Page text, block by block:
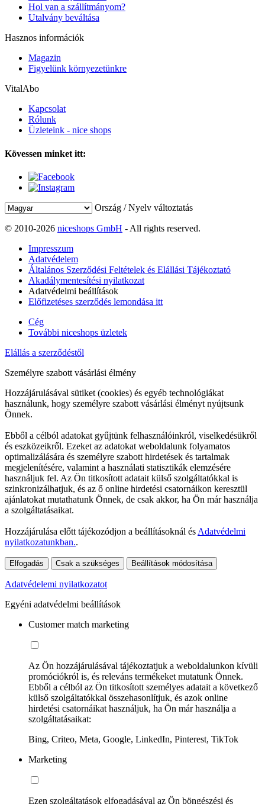
Hol van a szállítmányom?
Utalvány beváltása
Hasznos információk
Magazin
Figyelünk környezetünkre
VitalAbo
Kapcsolat
Rólunk
Üzleteink - nice shops
Kövessen minket itt:
Ország / Nyelv változtatás
© 2010-2026 niceshops GmbH - All rights reserved.
Impresszum
Adatvédelem
Általános Szerződési Feltételek és Elállási Tájékoztató
Akadálymentesítési nyilatkozat
Adatvédelmi beállítások
Előfizetéses szerződés lemondása itt
Cég
További niceshops üzletek
Elállás a szerződéstől
Személyre szabott vásárlási élmény
Hozzájárulásával sütiket (cookies) és egyéb technológiákat
használunk, hogy személyre szabott vásárlási élményt nyújtsunk
Önnek.
Ebből a célból adatokat gyűjtünk felhasználóinkról, viselkedésükről
és eszközeikről. Ezeket az adatokat weboldalunk folyamatos
optimalizálására és személyre szabott hirdetések és tartalmak
megjelenítésére, valamint a használati statisztikák elemzésére
használjuk fel. Az Ön titkosított adatait külső szolgáltatókkal is
szinkronizálhatjuk, és az ő online hirdetési csatornáikon keresztül
ajánlatokat mutathatunk Önnek, de csak akkor, ha Ön már használja
a szolgáltatásaikat.
Hozzájárulása előtt tájékozódjon a beállításoknál és Adatvédelmi
nyilatkozatunkban..
Elfogadás Csak a szükséges Beállítások módosítása
Adatvédelemi nyilatkozatot
Egyéni adatvédelmi beállítások
Customer match marketing
Az Ön hozzájárulásával tájékoztatjuk a weboldalunkon kívüli
promóciókról is, és releváns termékeket mutatunk Önnek.
Ebből a célból az Ön titkosított személyes adatait a következő
külső szolgáltatókkal összehasonlítjuk, és azok online
hirdetési csatornáikat használjuk, ha Ön már használja a
szolgáltatásaikat:
Bing, Criteo, Meta, Google, LinkedIn, Pinterest, TikTok
Marketing
Ezen szolgáltatások elfogadásával az Ön böngészési és